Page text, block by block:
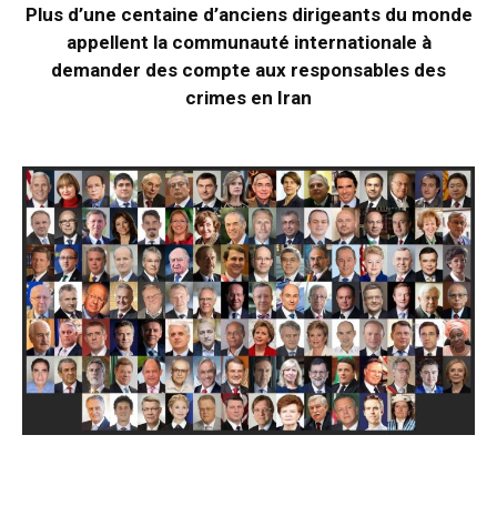
Plus d’une centaine d’anciens dirigeants du monde
appellent la communauté internationale à
demander des compte aux responsables des
crimes en Iran